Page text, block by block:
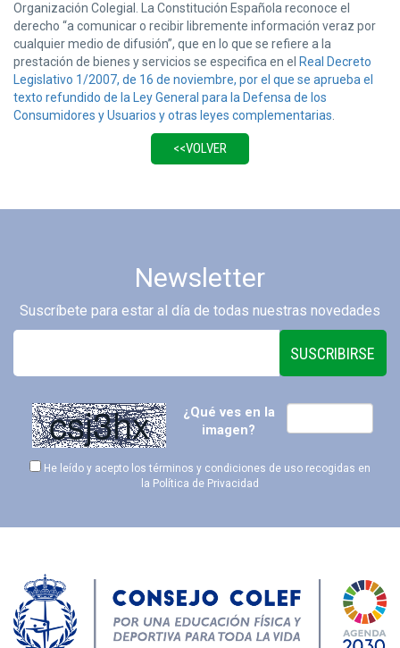
Organización Colegial. La Constitución Española reconoce el
derecho “a comunicar o recibir libremente información veraz por
cualquier medio de difusión”, que en lo que se refiere a la
prestación de bienes y servicios se especifica en el Real Decreto
Legislativo 1/2007, de 16 de noviembre, por el que se aprueba el
texto refundido de la Ley General para la Defensa de los
Consumidores y Usuarios y otras leyes complementarias
Newsletter
Suscríbete para estar al día de todas nuestras novedades
SUSCRIBIRSE
¿Qué ves en la
imagen?
He leído y acepto los términos y condiciones de uso recogidas en
la Política de Privacidad